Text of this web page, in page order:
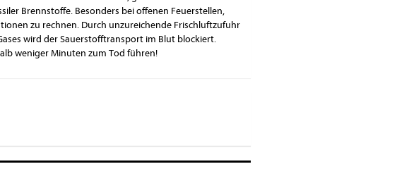
Brennstoffe. Besonders bei offenen Feuerstellen,
zu rechnen. Durch unzureichende Frischluftzufuhr
wird der Sauerstofftransport im Blut blockiert.
weniger Minuten zum Tod führen!